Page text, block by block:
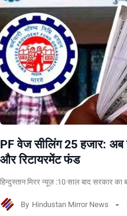
PF वेज सीलिंग 25 हजार: अब
और रिटायरमेंट फंड
हिन्दुस्तान मिरर न्यूज़ :10 साल बाद सरकार
By Hindustan Mirror News